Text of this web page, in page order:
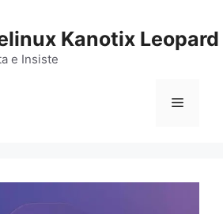
Kanotix Leopard
e Insiste
Menú